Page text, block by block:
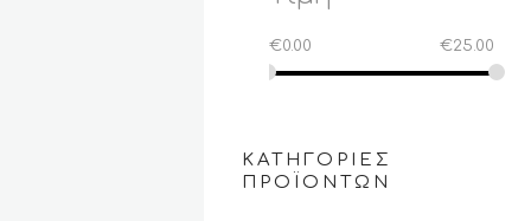
€0.00 €25.00
ΚΑΤΗΓΟΡΊΕΣ
ΠΡΟΪΌΝΤΩΝ